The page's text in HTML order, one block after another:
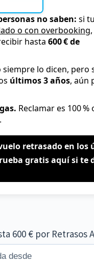
no saben: si
o con overbooking
hasta 600 € de
siempre lo dicen, pero
últimos 3 años, aún
Reclamar es 100 %
vuelo retrasado en los
gratis aquí si te